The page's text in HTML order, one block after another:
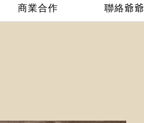
商業合作 聯絡爺爺